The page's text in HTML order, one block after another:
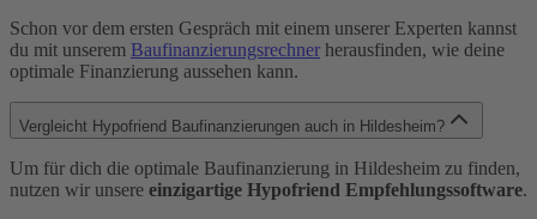
Schon vor dem ersten Gespräch mit einem unserer Experten kannst
du mit unserem Baufinanzierungsrechner herausfinden, wie deine
optimale Finanzierung aussehen kann.
Vergleicht Hypofriend Baufinanzierungen auch in Hildesheim?
Um für dich die optimale Baufinanzierung in Hildesheim zu finden,
nutzen wir unsere einzigartige Hypofriend Empfehlungssoftware.